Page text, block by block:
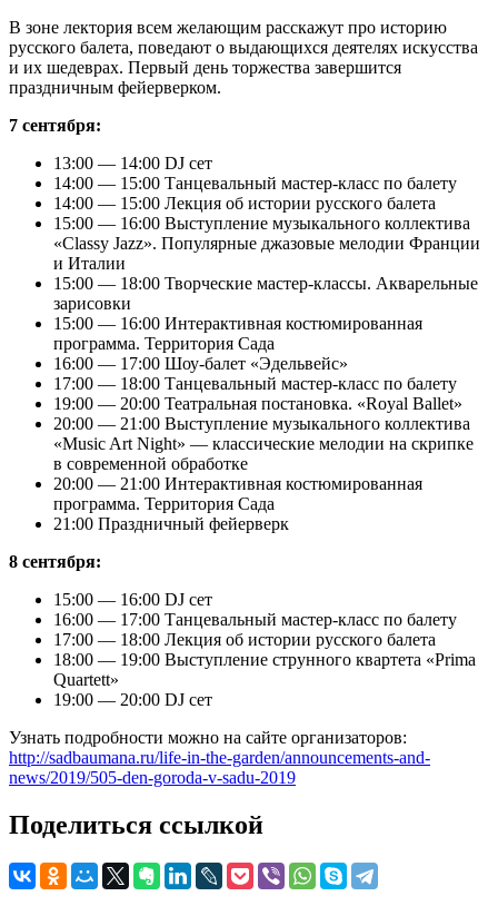
В зоне лектория всем желающим расскажут про историю
русского балета, поведают о выдающихся деятелях искусства
и их шедеврах. Первый день торжества завершится
праздничным фейерверком.
7 сентября:
13:00 — 14:00 DJ сет
14:00 — 15:00 Танцевальный мастер-класс по балету
14:00 — 15:00 Лекция об истории русского балета
15:00 — 16:00 Выступление музыкального коллектива
«Classy Jazz». Популярные джазовые мелодии Франции
и Италии
15:00 — 18:00 Творческие мастер-классы. Акварельные
зарисовки
15:00 — 16:00 Интерактивная костюмированная
программа. Территория Сада
16:00 — 17:00 Шоу-балет «Эдельвейс»
17:00 — 18:00 Танцевальный мастер-класс по балету
19:00 — 20:00 Театральная постановка. «Royal Ballet»
20:00 — 21:00 Выступление музыкального коллектива
«Music Art Night» — классические мелодии на скрипке
в современной обработке
20:00 — 21:00 Интерактивная костюмированная
программа. Территория Сада
21:00 Праздничный фейерверк
8 сентября:
15:00 — 16:00 DJ сет
16:00 — 17:00 Танцевальный мастер-класс по балету
17:00 — 18:00 Лекция об истории русского балета
18:00 — 19:00 Выступление струнного квартета «Prima
Quartett»
19:00 — 20:00 DJ сет
Узнать подробности можно на сайте организаторов:
http://sadbaumana.ru/life-in-the-garden/announcements-and-
news/2019/505-den-goroda-v-sadu-2019
Поделиться ссылкой